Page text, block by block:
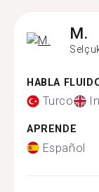
M.
HABLA
Turco
APRENDE
Español